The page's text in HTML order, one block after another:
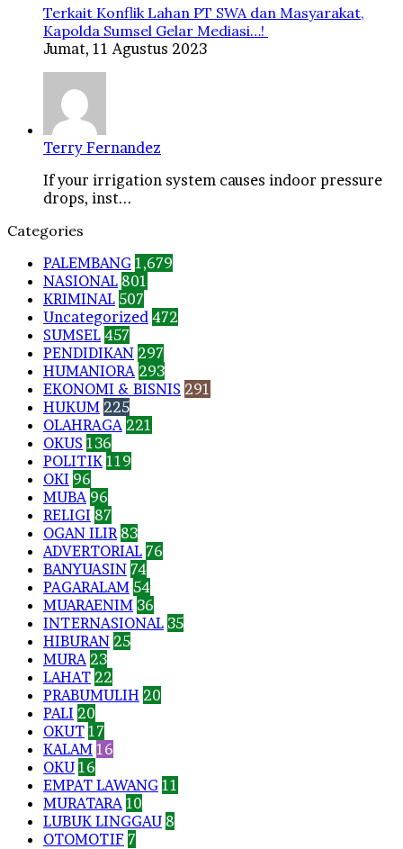
Terkait Konflik Lahan PT SWA dan Masyarakat,
Kapolda Sumsel Gelar Mediasi…!
Jumat, 11 Agustus 2023
Terry Fernandez
If your irrigation system causes indoor pressure
drops, inst...
Categories
PALEMBANG 1,679
NASIONAL 801
KRIMINAL 507
Uncategorized 472
SUMSEL 457
PENDIDIKAN 297
HUMANIORA 293
EKONOMI & BISNIS 291
HUKUM 225
OLAHRAGA 221
OKUS 136
POLITIK 119
OKI 96
MUBA 96
RELIGI 87
OGAN ILIR 83
ADVERTORIAL 76
BANYUASIN 74
PAGARALAM 54
MUARAENIM 36
INTERNASIONAL 35
HIBURAN 25
MURA 23
LAHAT 22
PRABUMULIH 20
PALI 20
OKUT 17
KALAM 16
OKU 16
EMPAT LAWANG 11
MURATARA 10
LUBUK LINGGAU 8
OTOMOTIF 7